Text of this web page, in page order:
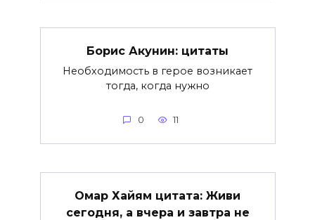
Борис Акунин: цитаты
Необходимость в герое возникает
тогда, когда нужно
0 11
Омар Хайям цитата: Живи
сегодня, а вчера и завтра не